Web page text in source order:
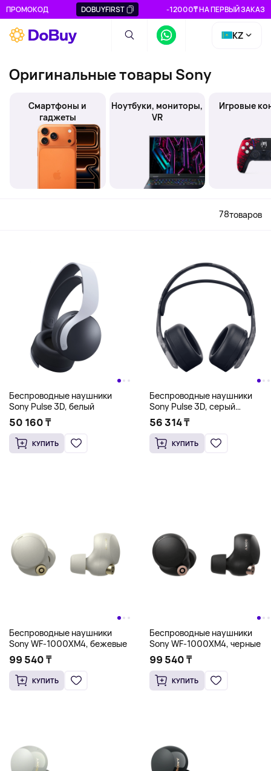
ПРОМОКОД DOBUYFIRST -12000₸ НА ПЕРВЫЙ ЗАКАЗ
KZ
Оригинальные товары Sony
Смартфоны и
гаджеты
Ноутбуки, мониторы,
VR
Игровые
78товаров
Беспроводные наушники
Sony Pulse 3D, белый
50 160 ₸
КУПИТЬ
Беспроводные наушники
Sony Pulse 3D, серый
камуфляж
56 314 ₸
КУПИТЬ
Беспроводные наушники
Sony WF-1000XM4, бежевые
99 540 ₸
КУПИТЬ
Беспроводные наушники
Sony WF-1000XM4, черные
99 540 ₸
КУПИТЬ